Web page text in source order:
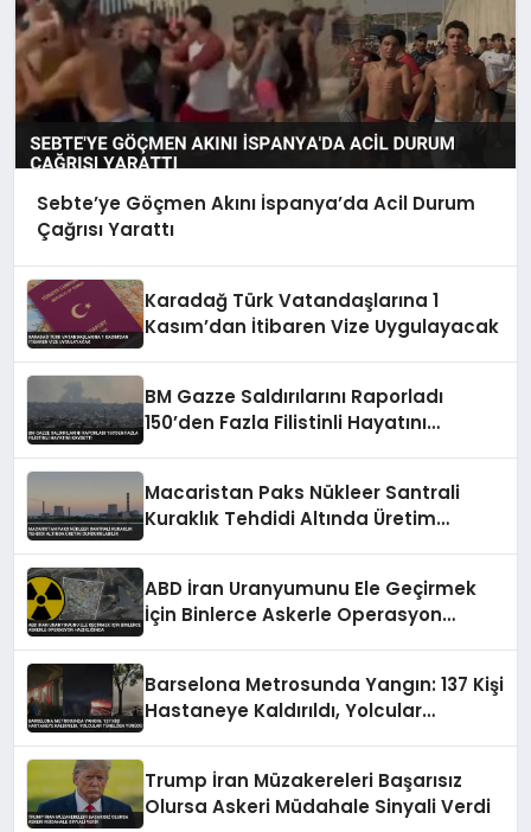
Sebte’ye Göçmen Akını İspanya’da Acil Durum
Çağrısı Yarattı
Karadağ Türk Vatandaşlarına 1
Kasım’dan İtibaren Vize Uygulayacak
BM Gazze Saldırılarını Raporladı
150’den Fazla Filistinli Hayatını
Macaristan Paks Nükleer Santrali
Kuraklık Tehdidi Altında Üretim
ABD İran Uranyumunu Ele Geçirmek
İçin Binlerce Askerle Operasyon
Barselona Metrosunda Yangın: 137 Kişi
Hastaneye Kaldırıldı, Yolcular
Trump İran Müzakereleri Başarısız
Olursa Askeri Müdahale Sinyali Verdi